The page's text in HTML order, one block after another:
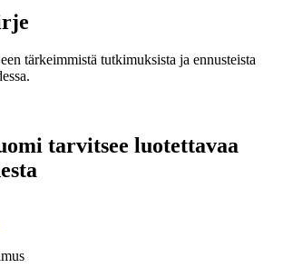
tärkeimmistä tutkimuksista ja ennusteista
tarvitsee luotettavaa